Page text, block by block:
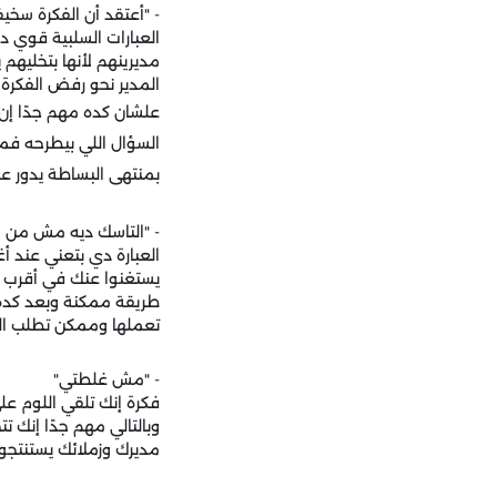
- "أعتقد أن الفكرة
العبارات السلبية
مديرينهم لأنها
المدير نحو رفض
علشان كده مهم جدًا
السؤال اللي بيطرحه
بمنتهى البساطة يدور
- "التاسك ديه مش
العبارة دي بتعني عند
يستغنوا عنك في
طريقة ممكنة وبعد
تعملها وممكن تطلب
- "مش غلطتي"
فكرة إنك تلقي اللوم
وبالتالي مهم جدًا
مديرك وزملائك